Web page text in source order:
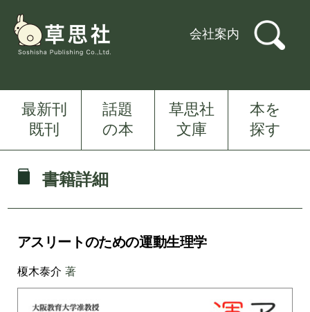
会社案内
最新刊
既刊
話題
の本
草思社
文庫
本を
探す
書籍詳細
アスリートのための運動生理学
榎木泰介 著